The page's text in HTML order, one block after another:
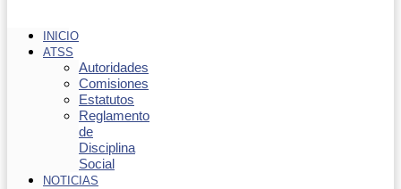
INICIO
ATSS
Autoridades
Comisiones
Estatutos
Reglamento
de
Disciplina
Social
NOTICIAS